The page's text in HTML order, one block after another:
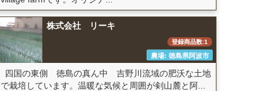
株式会社 リーキ
登録商品数:1
農場: 徳島県阿波市
四国の東側 徳島の真ん中 吉野川流域の肥沃な土地
で栽培しています。温暖な気候と周囲が剣山麓と阿...